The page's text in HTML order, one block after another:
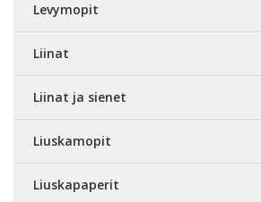
Levymopit
Liinat
Liinat ja sienet
Liuskamopit
Liuskapaperit